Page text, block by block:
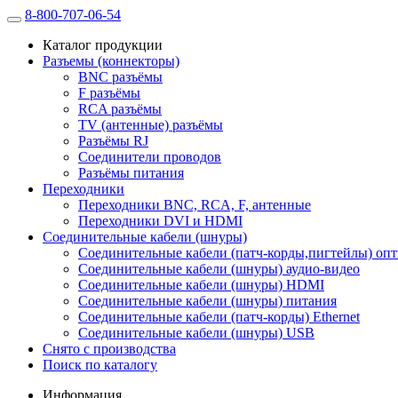
8-800-707-06-54
Каталог продукции
Разъемы (коннекторы)
BNC разъёмы
F разъёмы
RCA разъёмы
TV (антенные) разъёмы
Разъёмы RJ
Соединители проводов
Разъёмы питания
Переходники
Переходники BNC, RCA, F, антенные
Переходники DVI и HDMI
Соединительные кабели (шнуры)
Соединительные кабели (патч-корды,пигтейлы)
Соединительные кабели (шнуры) аудио-видео
Соединительные кабели (шнуры) HDMI
Соединительные кабели (шнуры) питания
Соединительные кабели (патч-корды) Ethernet
Соединительные кабели (шнуры) USB
Снято с производства
Поиск по каталогу
Информация